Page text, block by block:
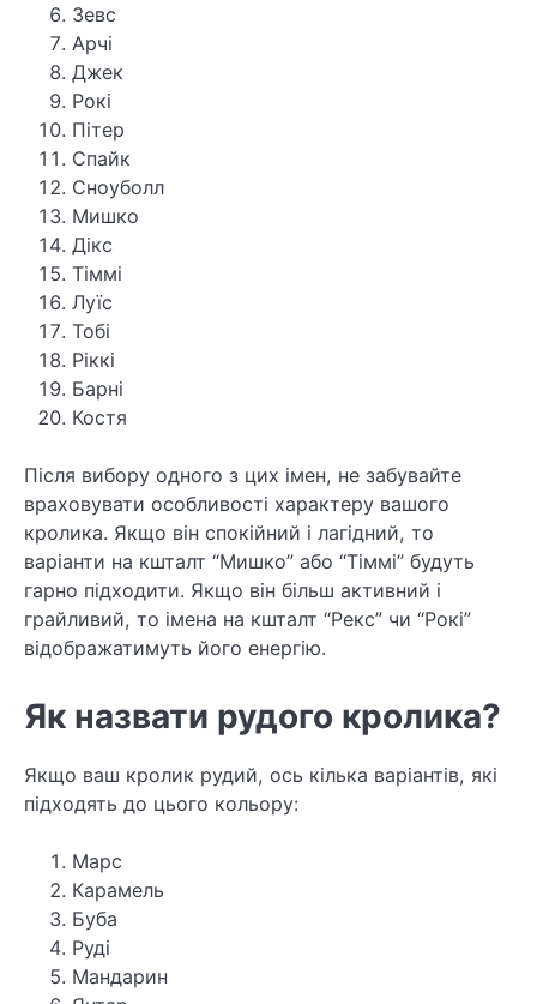
Зевс
Арчі
Джек
Рокі
Пітер
Спайк
Сноуболл
Мишко
Дікс
Тіммі
Луїс
Тобі
Ріккі
Барні
Костя
Після вибору одного з цих імен, не забувайте
враховувати особливості характеру вашого
кролика. Якщо він спокійний і лагідний, то
варіанти на кшталт “Мишко” або “Тіммі” будуть
гарно підходити. Якщо він більш активний і
грайливий, то імена на кшталт “Рекс” чи “Рокі”
відображатимуть його енергію.
Як назвати рудого кролика?
Якщо ваш кролик рудий, ось кілька варіантів, які
підходять до цього кольору:
Марс
Карамель
Буба
Руді
Мандарин